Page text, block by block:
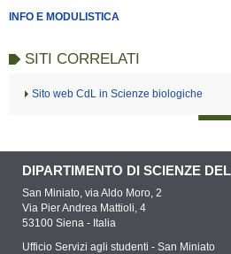
INFO E MODULISTICA
SITI CORRELATI
Sito web CdL in Scienze biologiche
DIPARTIMENTO DI SCIENZE
San Miniato, via Aldo Moro, 2
Via Pier Andrea Mattioli, 4
53100 Siena - Italia
Ufficio Servizi agli studenti - San Miniato